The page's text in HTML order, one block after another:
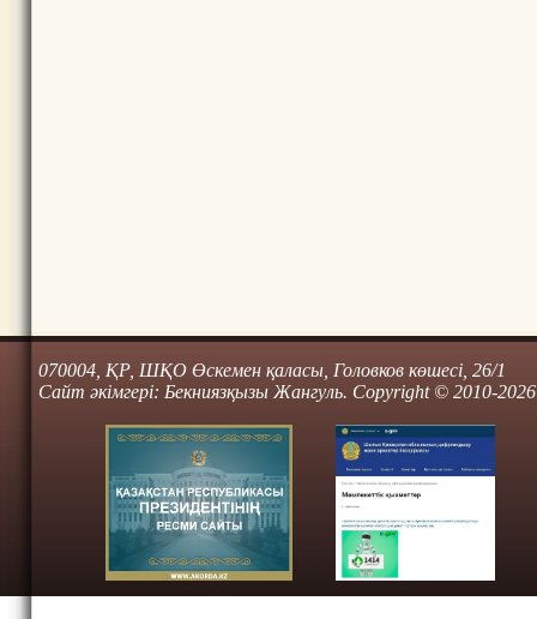
070004, ҚР, ШҚО Өскемен қаласы, Головков көшесі, 26/1
Сайт әкімгері: Бекниязқызы Жангуль. Copyright © 2010-2026